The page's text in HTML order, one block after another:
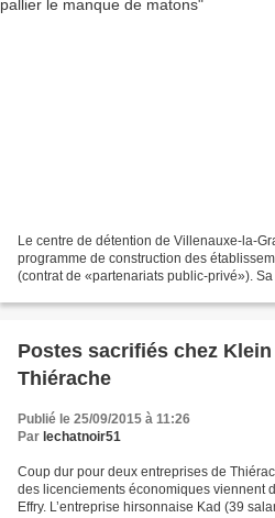
Le centre de détention de Villenauxe-la-
programme de construction des
(contrat de «partenariats public-privé»).
Postes sacrifiés chez
Thiérache
Publié le 25/09/2015 à 11:26
Par lechatnoir51
Coup dur pour deux entreprises de
des licenciements économiques viennent
Effry. L’entreprise hirsonnaise Kad (39